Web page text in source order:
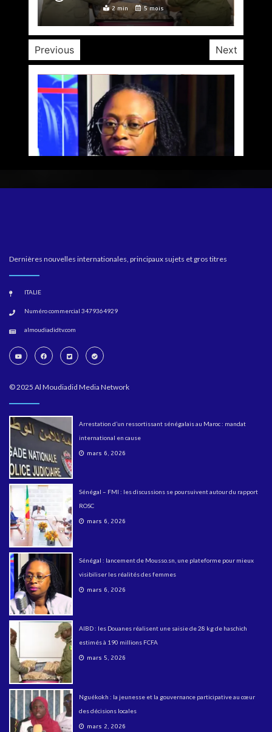
2 min
5 mois
2 min
5 mois
4 min
5 mois
2 min
5 mois
4 min
5 mois
Previous Next
Dernières nouvelles internationales, principaux sujets et gros titres
ITALIE
Numéro commercial 3479364929
almoudiadidtv.com
© 2025 Al Moudiadid Media Network
Arrestation d’un ressortissant sénégalais au Maroc : mandat
international en cause
mars 6, 2026
Sénégal – FMI : les discussions se poursuivent autour du rapport
ROSC
mars 6, 2026
Sénégal : lancement de Mousso.sn, une plateforme pour mieux
visibiliser les réalités des femmes
mars 6, 2026
AIBD : les Douanes réalisent une saisie de 28 kg de haschich
estimés à 190 millions FCFA
mars 5, 2026
Nguékokh : la jeunesse et la gouvernance participative au cœur
des décisions locales
mars 2, 2026